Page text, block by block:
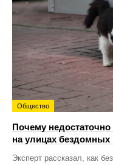
Общество
Почему
на улицах бездомных
Эксперт рассказал, как